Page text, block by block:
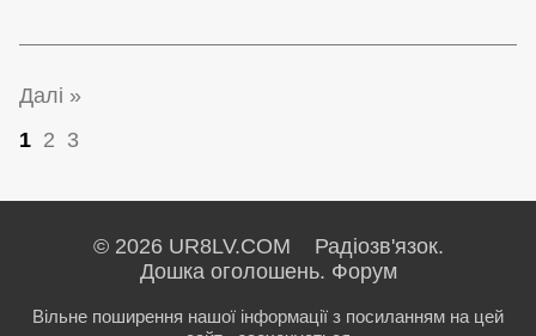
Далі »
1 2 3
© 2026 UR8LV.COM Радіозв'язок.
Дошка оголошень. Форум
Вільне поширення нашої інформації з посиланням на цей